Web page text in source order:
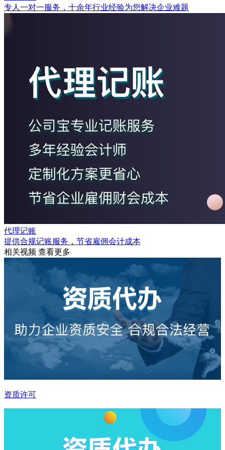
专人一对一服务，十余年行业经验为您解决企业难题
代理记账
提供合规记账服务，节省雇佣会计成本
相关视频 查看更多
资质许可